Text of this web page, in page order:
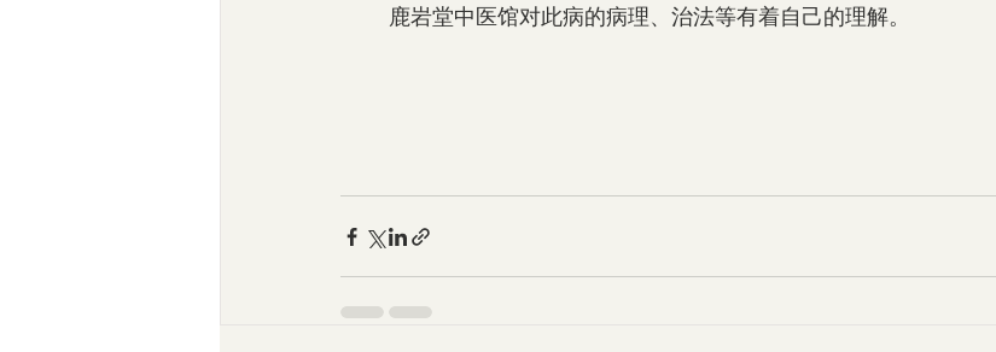
        鹿岩堂中医馆对此病的病理、治法等有着自己的理解。